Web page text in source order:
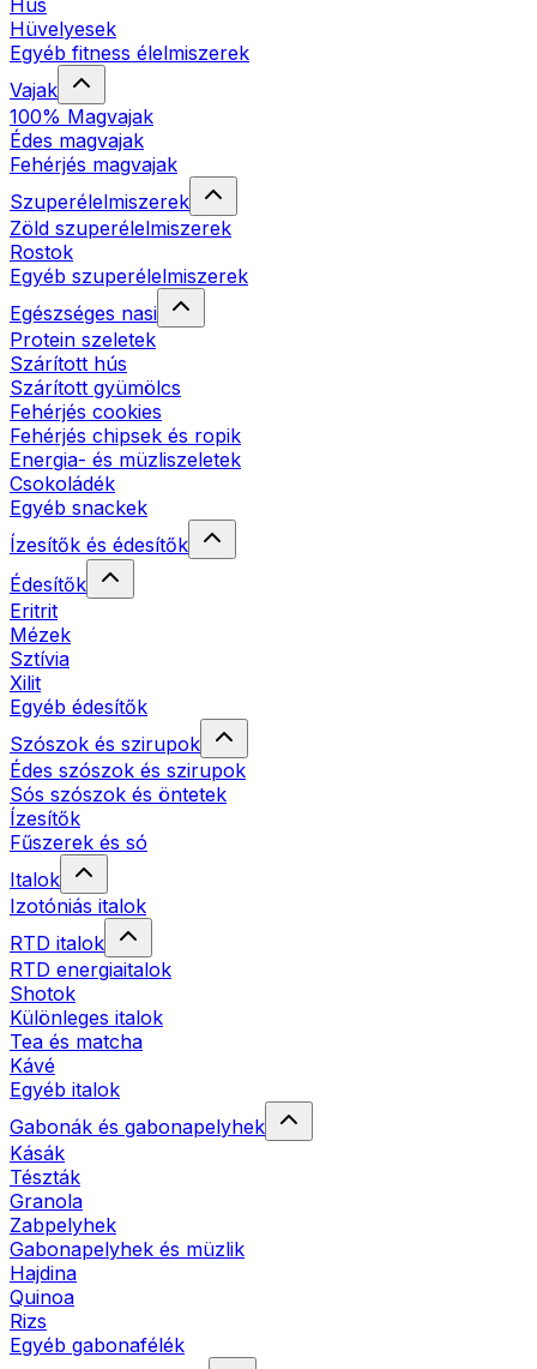
Hús
Hüvelyesek
Egyéb fitness élelmiszerek
Vajak
100% Magvajak
Édes magvajak
Fehérjés magvajak
Szuperélelmiszerek
Zöld szuperélelmiszerek
Rostok
Egyéb szuperélelmiszerek
Egészséges nasi
Protein szeletek
Szárított hús
Szárított gyümölcs
Fehérjés cookies
Fehérjés chipsek és ropik
Energia- és müzliszeletek
Csokoládék
Egyéb snackek
Ízesítők és édesítők
Édesítők
Eritrit
Mézek
Sztívia
Xilit
Egyéb édesítők
Szószok és szirupok
Édes szószok és szirupok
Sós szószok és öntetek
Ízesítők
Fűszerek és só
Italok
Izotóniás italok
RTD italok
RTD energiaitalok
Shotok
Különleges italok
Tea és matcha
Kávé
Egyéb italok
Gabonák és gabonapelyhek
Kásák
Tészták
Granola
Zabpelyhek
Gabonapelyhek és müzlik
Hajdina
Quinoa
Rizs
Egyéb gabonafélék